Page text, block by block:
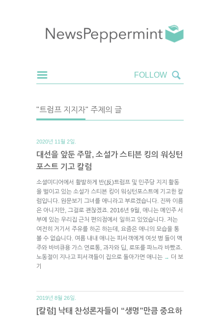
"트럼프 지지자" 주제의 글
2020년 11월 2일.
대선을 앞둔 주말, 소설가 스티븐 킹의 워싱턴
포스트 기고 칼럼
소셜미디어에서 활발하게 반(反)트럼프 및 민주당 지지 활동
을 벌이고 있는 소설가 스티븐 킹이 워싱턴포스트에 기고한 칼
럼입니다. 원문보기 그녀를 애니라고 부르겠습니다. 진짜 이름
은 아니지만, 그걸로 괜찮겠죠. 2016년 9월, 애니는 메인주 서
부에 있는 우리집 근처 편의점에서 일하고 있었습니다. 저는
여전히 거기서 주유를 하곤 하는데, 요즘은 애니의 모습을 통
볼 수 없습니다. 여름 내내 애니는 피서객에게 여섯 병 들이 맥
주와 바비큐용 가스 연료통, 과자와 딥, 로또를 파느라 바빴죠.
노동절이 지나고 피서객들이 집으로 돌아가면 애니는 → 더 보
기
2019년 8월 26일.
[칼럼] 낙태 찬성론자들이 “생명”만큼 중요하